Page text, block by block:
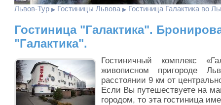
Львов-Тур ▶ Гостиницы Львова ▶Гостиница Галактика во
Гостиница "Галактика".
"Галактика".
Гостиничный комплекс
живописном пригороде
расстоянии 9 км от
Если Вы путешествуете на
городом, то эта гостиница